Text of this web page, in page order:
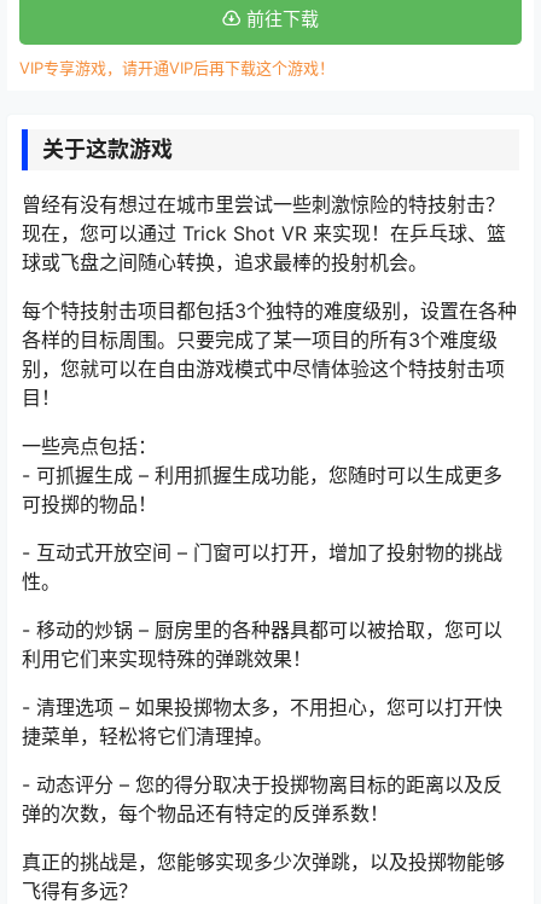
前往下载
VIP专享游戏，请开通VIP后再下载这个游戏！
关于这款游戏
曾经有没有想过在城市里尝试一些刺激惊险的特技射击？
现在，您可以通过 Trick Shot VR 来实现！在乒乓球、篮
球或飞盘之间随心转换，追求最棒的投射机会。
每个特技射击项目都包括3个独特的难度级别，设置在各种
各样的目标周围。只要完成了某一项目的所有3个难度级
别，您就可以在自由游戏模式中尽情体验这个特技射击项
目！
一些亮点包括：
- 可抓握生成 – 利用抓握生成功能，您随时可以生成更多
可投掷的物品！
- 互动式开放空间 – 门窗可以打开，增加了投射物的挑战
性。
- 移动的炒锅 – 厨房里的各种器具都可以被拾取，您可以
利用它们来实现特殊的弹跳效果！
- 清理选项 – 如果投掷物太多，不用担心，您可以打开快
捷菜单，轻松将它们清理掉。
- 动态评分 – 您的得分取决于投掷物离目标的距离以及反
弹的次数，每个物品还有特定的反弹系数！
真正的挑战是，您能够实现多少次弹跳，以及投掷物能够
飞得有多远？